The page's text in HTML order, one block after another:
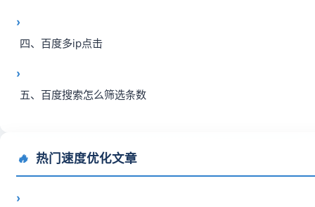
四、百度多ip点击
五、百度搜索怎么筛选条数
🔥 热门速度优化文章